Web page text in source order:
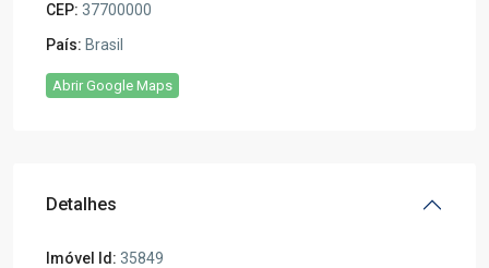
CEP: 37700000
País: Brasil
Abrir Google Maps
Detalhes
Imóvel Id: 35849